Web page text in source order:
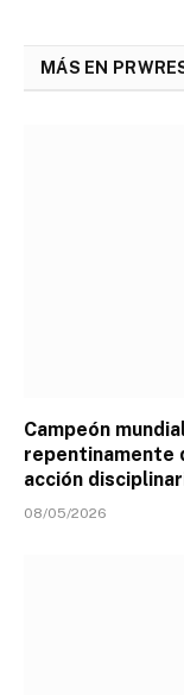
MÁS EN
Campeón
repentinamente
acción
08/05/2026